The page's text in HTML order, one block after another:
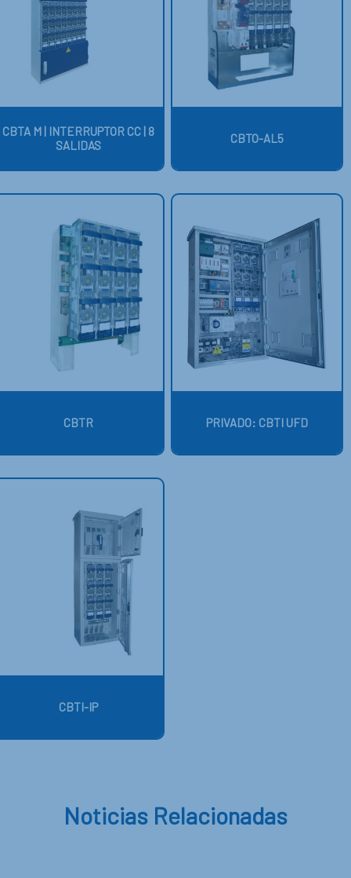
CBTA M | INTERRUPTOR CC | 8
SALIDAS
CBTO-AL5
CBTR PRIVADO: CBTI UFD
CBTI-IP
Noticias Relacionadas